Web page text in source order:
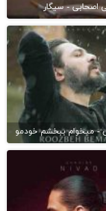
اصحابی - سیگار
- میخوام ببخشم خودمو